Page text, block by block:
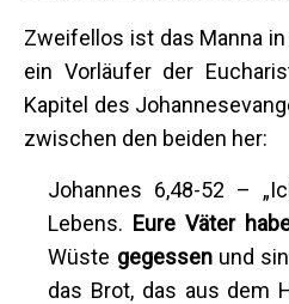
Zweifellos ist das Manna
ein Vorläufer der
Kapitel des
zwischen den beiden her:
Johannes 6,48-52 –
Lebens. Eure Väter
Wüste gegessenund
das Brot, das aus dem